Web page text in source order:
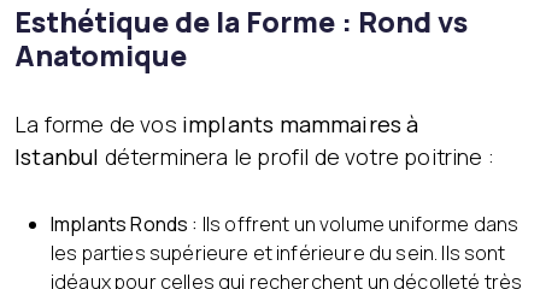
Esthétique de la Forme : Rond vs
Anatomique
La forme de vos implants mammaires à
Istanbul déterminera le profil de votre poitrine :
Implants Ronds : Ils offrent un volume uniforme dans
les parties supérieure et inférieure du sein. Ils sont
idéaux pour celles qui recherchent un décolleté très